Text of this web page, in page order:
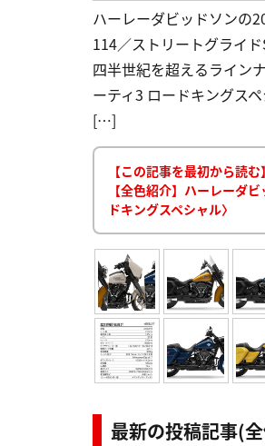
ハーレーダビッドソンの
114／ストリートグライ
四半世紀を超えるライン
ーティ3 ロードキングス
[…]
【この記事を最初から読む】
【全色紹介】ハーレーダ
ドキングスペシャル〉
最新の投稿記事(